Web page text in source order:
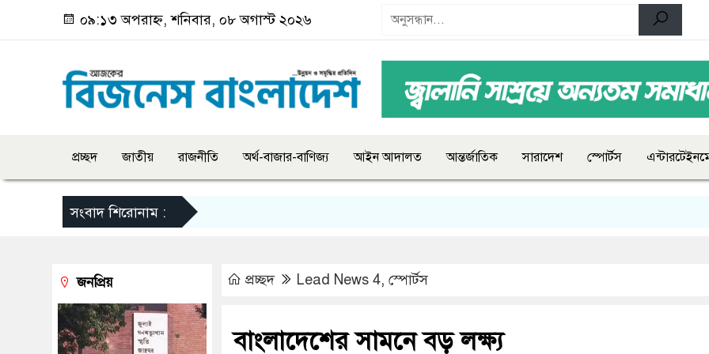
০৯:১৩ অপরাহ্ন, শনিবার, ০৮ অগাস্ট ২০২৬
প্রচ্ছদ জাতীয় রাজনীতি অর্থ-বাজার-বাণিজ্য আইন আদালত আন্তর্জাতিক সারাদেশ স্পোর্টস
সংবাদ শিরোনাম :
প্রচ্ছদ Lead News 4, স্পোর্টস
বাংলাদেশের সামনে বড় লক্ষ্য
জনপ্রিয়